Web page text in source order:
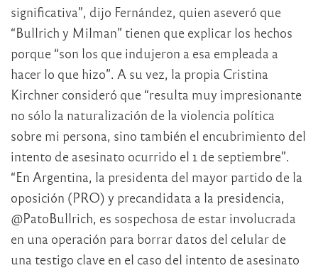
significativa”, dijo Fernández, quien aseveró que
“Bullrich y Milman” tienen que explicar los hechos
porque “son los que indujeron a esa empleada a
hacer lo que hizo”. A su vez, la propia Cristina
Kirchner consideró que “resulta muy impresionante
no sólo la naturalización de la violencia política
sobre mi persona, sino también el encubrimiento del
intento de asesinato ocurrido el 1 de septiembre”.
“En Argentina, la presidenta del mayor partido de la
oposición (PRO) y precandidata a la presidencia,
@PatoBullrich, es sospechosa de estar involucrada
en una operación para borrar datos del celular de
una testigo clave en el caso del intento de asesinato